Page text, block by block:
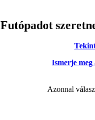
Futópadot
Ismerje
Azonnal